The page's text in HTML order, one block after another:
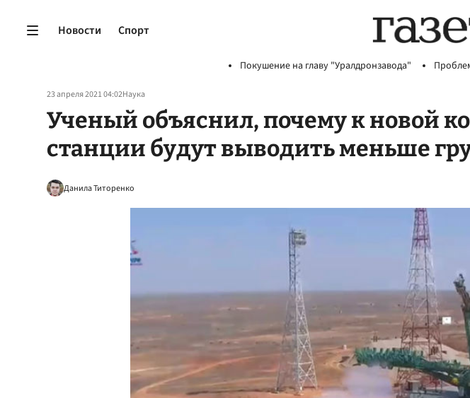
Новости Спорт
Покушение на главу "Уралдронзавода"
23 апреля 2021 04:02Наука
Ученый объяснил, почему к новой
станции будут выводить меньше
Данила Титоренко